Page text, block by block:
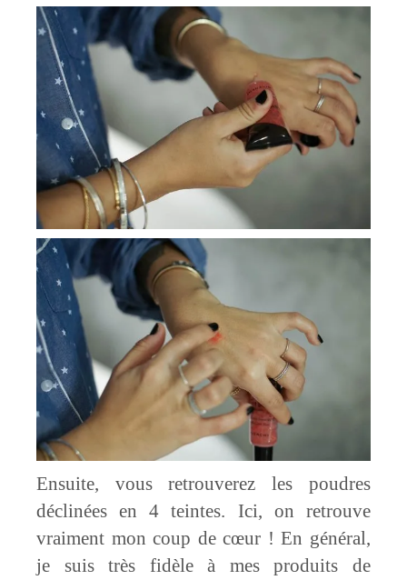
Ensuite, vous retrouverez les poudres
déclinées en 4 teintes. Ici, on retrouve
vraiment mon coup de cœur ! En général,
je suis très fidèle à mes produits de